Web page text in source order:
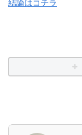
結論はコチラ